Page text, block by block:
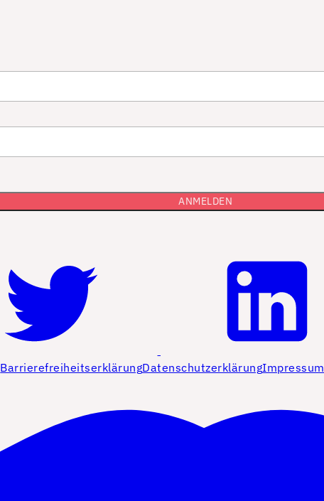
BarrierefreiheitserklärungDatenschutzerklärungImpressum